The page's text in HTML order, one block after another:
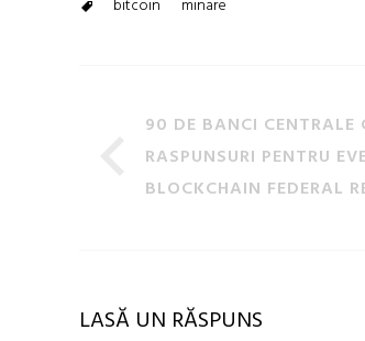
bitcoin minare
90 DE BANCI CENTRALE
RASPUNSURI PENTRU
BLOCKCHAIN FEDERAL
LASĂ UN RĂSPUNS